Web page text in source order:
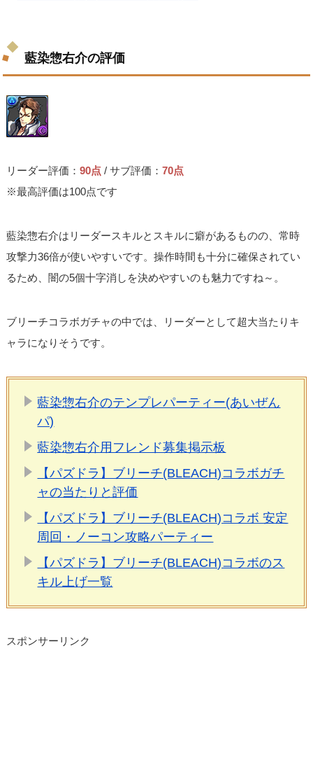
藍染惣右介の評価
リーダー評価：90点 / サブ評価：70点
※最高評価は100点です
藍染惣右介はリーダースキルとスキルに癖があるものの、常時
攻撃力36倍が使いやすいです。操作時間も十分に確保されてい
るため、闇の5個十字消しを決めやすいのも魅力ですね～。
ブリーチコラボガチャの中では、リーダーとして超大当たりキ
ャラになりそうです。
藍染惣右介のテンプレパーティー(あいぜん
パ)
藍染惣右介用フレンド募集掲示板
【パズドラ】ブリーチ(BLEACH)コラボガチ
ャの当たりと評価
【パズドラ】ブリーチ(BLEACH)コラボ 安定
周回・ノーコン攻略パーティー
【パズドラ】ブリーチ(BLEACH)コラボのス
キル上げ一覧
スポンサーリンク